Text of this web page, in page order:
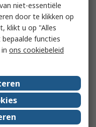
niet-essentiële
door te klikken op
klikt u op "Alles
functies
ons cookiebeleid